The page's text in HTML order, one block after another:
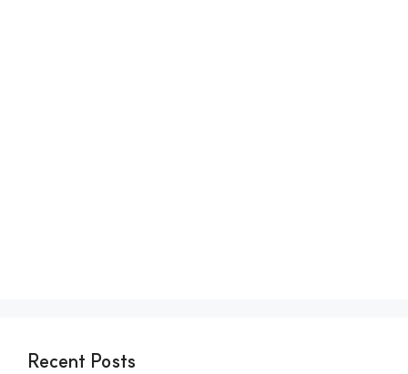
Recent Posts